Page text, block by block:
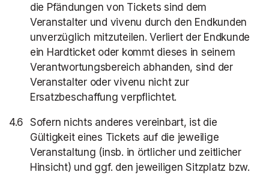
die Pfändungen von Tickets sind dem
Veranstalter und vivenu durch den Endkunden
unverzüglich mitzuteilen. Verliert der Endkunde
ein Hardticket oder kommt dieses in seinem
Verantwortungsbereich abhanden, sind der
Veranstalter oder vivenu nicht zur
Ersatzbeschaffung verpflichtet.
Sofern nichts anderes vereinbart, ist die
Gültigkeit eines Tickets auf die jeweilige
Veranstaltung (insb. in örtlicher und zeitlicher
Hinsicht) und ggf. den jeweiligen Sitzplatz bzw.